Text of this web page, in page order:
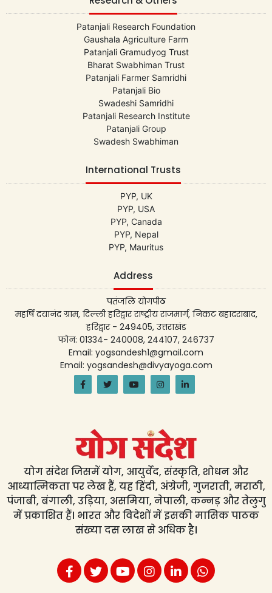
Patanjali Research Foundation
Gaushala Agriculture Farm
Patanjali Gramudyog Trust
Bharat Swabhiman Trust
Patanjali Farmer Samridhi
Patanjali Bio
Swadeshi Samridhi
Patanjali Research Institute
Patanjali Group
Swadesh Swabhiman
International Trusts
PYP, UK
PYP, USA
PYP, Canada
PYP, Nepal
PYP, Mauritus
Address
पतंजलि योगपीठ
महर्षि दयानंद ग्राम, दिल्ली हरिद्वार राष्ट्रीय राजमार्ग, निकट बहादराबाद,
हरिद्वार - 249405, उत्तराखंड
फोन: 01334- 240008, 244107, 246737
Email: yogsandesh1@gmail.com
Email: yogsandesh@divyayoga.com
योग संदेश जिसमें योग, आयुर्वेद, संस्कृति, शोधन और
आध्यात्मिकता पर लेख हैं, यह हिंदी, अंग्रेजी, गुजराती, मराठी,
पंजाबी, बंगाली, उड़िया, असमिया, नेपाली, कन्नड़ और तेलुगु
में प्रकाशित हैं। भारत और विदेशों में इसकी मासिक पाठक
संख्या दस लाख से अधिक है।